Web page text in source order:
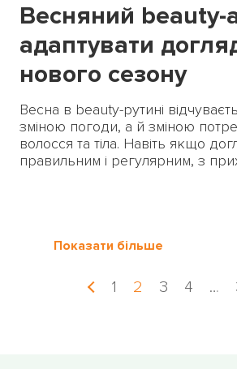
Весняний beauty-
адаптувати
нового сезону
Весна в beauty-рутині
зміною погоди, а й зміною
волосся та тіла. Навіть якщо
правильним і регулярним, з
Показати більше
1 2 3 4 …